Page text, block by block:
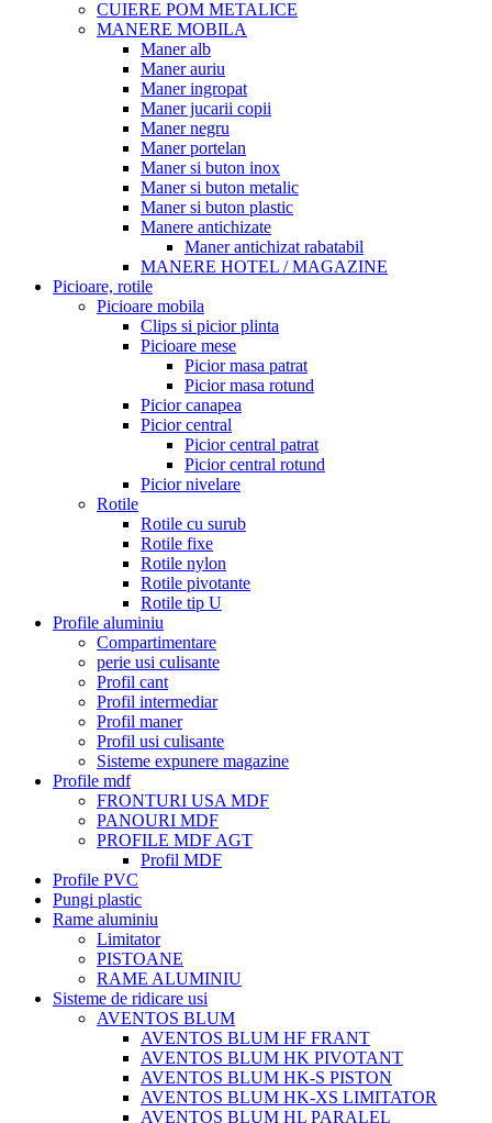
CUIERE POM METALICE
MANERE MOBILA
Maner alb
Maner auriu
Maner ingropat
Maner jucarii copii
Maner negru
Maner portelan
Maner si buton inox
Maner si buton metalic
Maner si buton plastic
Manere antichizate
Maner antichizat rabatabil
MANERE HOTEL / MAGAZINE
Picioare, rotile
Picioare mobila
Clips si picior plinta
Picioare mese
Picior masa patrat
Picior masa rotund
Picior canapea
Picior central
Picior central patrat
Picior central rotund
Picior nivelare
Rotile
Rotile cu surub
Rotile fixe
Rotile nylon
Rotile pivotante
Rotile tip U
Profile aluminiu
Compartimentare
perie usi culisante
Profil cant
Profil intermediar
Profil maner
Profil usi culisante
Sisteme expunere magazine
Profile mdf
FRONTURI USA MDF
PANOURI MDF
PROFILE MDF AGT
Profil MDF
Profile PVC
Pungi plastic
Rame aluminiu
Limitator
PISTOANE
RAME ALUMINIU
Sisteme de ridicare usi
AVENTOS BLUM
AVENTOS BLUM HF FRANT
AVENTOS BLUM HK PIVOTANT
AVENTOS BLUM HK-S PISTON
AVENTOS BLUM HK-XS LIMITATOR
AVENTOS BLUM HL PARALEL